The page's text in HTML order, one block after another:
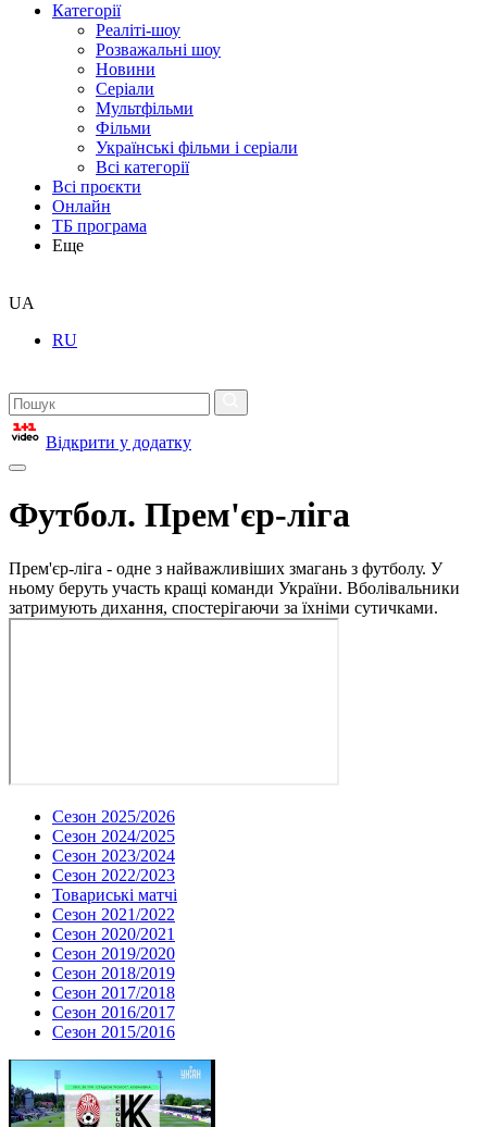
Категорії
Реаліті-шоу
Розважальні шоу
Новини
Серіали
Мультфільми
Фільми
Українські фільми і серіали
Всі категорії
Всі проєкти
Онлайн
ТБ програма
Еще
UA
RU
Відкрити у додатку
Футбол. Прем'єр-ліга
Прем'єр-ліга - одне з найважливіших змагань з футболу. У
ньому беруть участь кращі команди України. Вболівальники
затримують дихання, спостерігаючи за їхніми сутичками.
Сезон 2025/2026
Сезон 2024/2025
Сезон 2023/2024
Сезон 2022/2023
Товариські матчі
Сезон 2021/2022
Сезон 2020/2021
Сезон 2019/2020
Сезон 2018/2019
Сезон 2017/2018
Сезон 2016/2017
Сезон 2015/2016